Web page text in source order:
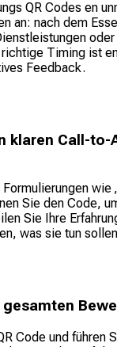
QR Codes en
an: nach dem
richtige Timing ist
Feedback.
klaren Call-
wie
Sie den Code,
Sie Ihre
was sie tun
gesamten
Code und führen